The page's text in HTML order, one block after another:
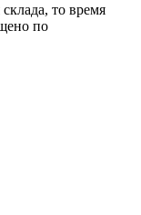
то время
по